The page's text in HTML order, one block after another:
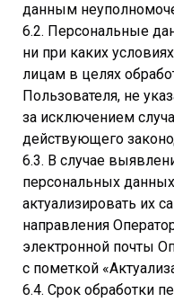
данным
6.2. Персональные
ни при каких
лицам в целях
Пользователя, не
за исключением
действующего
6.3. В случае
персональных
актуализировать их
направления
электронной почты
с пометкой
6.4. Срок обработки